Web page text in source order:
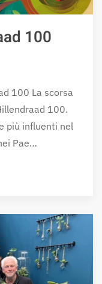
100
100 La scorsa
100.
più influenti nel
Pae…